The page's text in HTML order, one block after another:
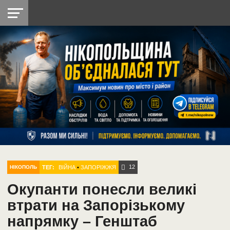
НІКОПОЛЬ
РАЙОН
СІЧЕСЛАВСЬКА
УКРАЇНА
РЕТРО
НІКОПОЛЬ
ЛАЙТ
УКРАЇНА
ДОПОМОГА
РАДІО
НІКОПОЛЬ ТЕГ: ВІЙНА •ЗАПОРІЖЖЯ 12
Окупанти понесли великі
втрати на Запорізькому
напрямку – Генштаб